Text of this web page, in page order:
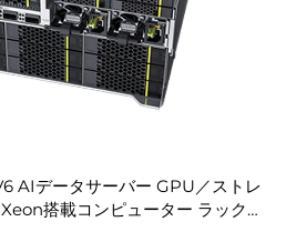
AIデータサーバー GPU／ストレ
搭載コンピューター ラック型